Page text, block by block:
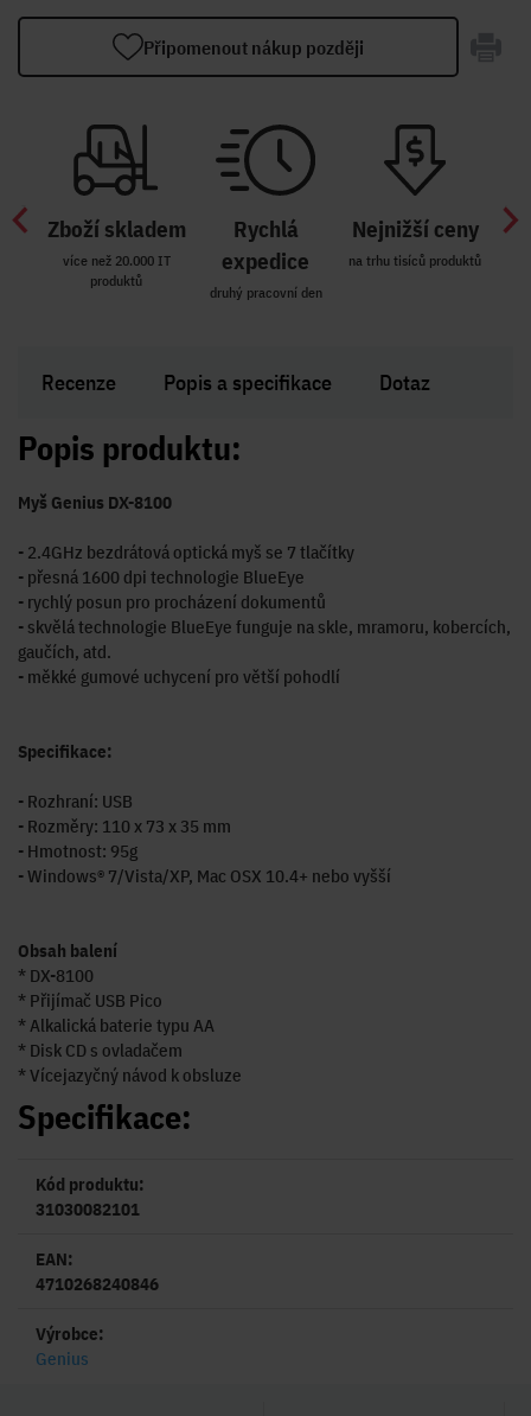
Připomenout nákup později
Zboží skladem
více než 20.000 IT
produktů
Rychlá
expedice
druhý pracovní den
Nejnižší ceny
na trhu tisíců produktů
Recenze Popis a specifikace Dotaz
Popis produktu:
Myš Genius DX-8100
- 2.4GHz bezdrátová optická myš se 7 tlačítky
- přesná 1600 dpi technologie BlueEye
- rychlý posun pro procházení dokumentů
- skvělá technologie BlueEye funguje na skle, mramoru, kobercích,
gaučích, atd.
- měkké gumové uchycení pro větší pohodlí
Specifikace:
- Rozhraní: USB
- Rozměry: 110 x 73 x 35 mm
- Hmotnost: 95g
- Windows® 7/Vista/XP, Mac OSX 10.4+ nebo vyšší
Obsah balení
* DX-8100
* Přijímač USB Pico
* Alkalická baterie typu AA
* Disk CD s ovladačem
* Vícejazyčný návod k obsluze
Specifikace:
Kód produktu:
31030082101
EAN:
4710268240846
Výrobce:
Genius